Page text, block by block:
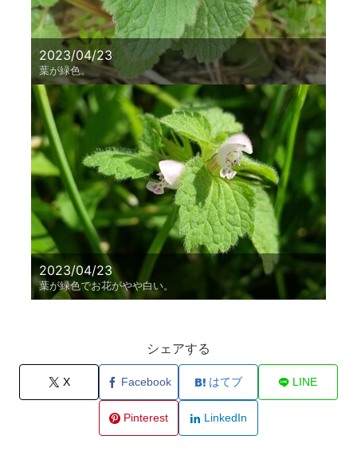
2023/04/23
葉が緑色。
2023/04/23
葉が緑色でお花がやや白い。
シェアする
X Facebook はてブ LINE
Pinterest LinkedIn